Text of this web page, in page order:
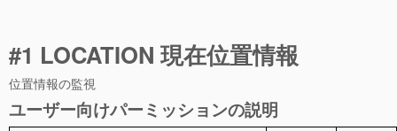
#1 LOCATION 現在位置情報
位置情報の監視
ユーザー向けパーミッションの説明